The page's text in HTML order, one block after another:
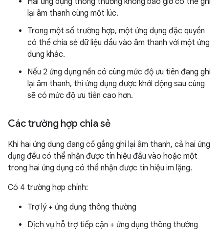
lại âm thanh cùng một lúc.
Trong một số trường hợp, một ứng dụng đặc quyền
có thể chia sẻ dữ liệu đầu vào âm thanh với một ứng
dụng khác.
Nếu 2 ứng dụng nền có cùng mức độ ưu tiên đang ghi
lại âm thanh, thì ứng dụng được khởi động sau cùng
sẽ có mức độ ưu tiên cao hơn.
Các trường hợp chia sẻ
Khi hai ứng dụng đang cố gắng ghi lại âm thanh, cả hai ứng
dụng đều có thể nhận được tín hiệu đầu vào hoặc một
trong hai ứng dụng có thể nhận được tín hiệu im lặng.
Có 4 trường hợp chính:
Trợ lý + ứng dụng thông thường
Dịch vụ hỗ trợ tiếp cận + ứng dụng thông thường